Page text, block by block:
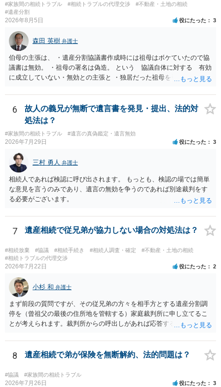
#家族間の相続トラブル #相続トラブルの代理交渉
#不動産・土地の相続
#遺産分割
2026年8月5日 役にたった 3
森田 英樹 弁護士
伯母の主張は、 ・遺産分割協議書作成時には祖母はボケていたので協
議書は無効。 ・祖母の署名は偽造。 という 協議自体に対する 有効
に成立していない・無効との主張と ・独居だった祖母を引き取り、家
たが父が祖母を自宅に引き取った後、家の売却前に入院してそのまま
亡くなったので、騙された という 協議自体の成立を認めたうえで
債務不履行・詐欺という主張 の大きく２つの主張があるようですが い
ずれの主張も伯母が主張とともに立証する必要があり 立証は困難な
ケースと思われます。伯母の主張は矛盾・抵触する可能性があります
ので 伯母の出方を見ながら対応するのが良いでしょう。 伯母からの
追及で対応に苦慮されているのであれば 弁護士に相談されるのがよ
いです。
6
故人の義兄が無断で遺言書を発見・提出、法的対
処法は？
#家族間の相続トラブル #遺言の真偽鑑定・遺言無効
2026年7月29日 役にたった 3
三村 勇人 弁護士
相続人であれば検認に呼び出されます。 もっとも、検認の場では簡単
な意見を言うのみであり、遺言の無効を争うのであれば別途裁判をす
る必要がございます。
7 遺産相続で従兄弟が協力しない場合の対処法は？
#相続放棄 #協議 #相続手続き #相続人調査・確定
#不動産・土地の相続
#相続トラブルの代理交渉
2026年7月22日 役にたった 2
小杉 和 弁護士
まず前段の質問ですが、その従兄弟の方々を相手方とする遺産分割調
停を（曾祖父の最後の住所地を管轄する）家庭裁判所に申し立てるこ
とが考えられます。裁判所からの呼出しがあれば応答する可能性がま
能と思われます。時間が思った以上にないので必要書類をてきぱきと
揃える必要があります。その点是非御注意ください。
8 遺産相続で弟が保険を無断解約、法的問題は？
#協議 #家族間の相続トラブル
2026年7月26日 役にたった 3